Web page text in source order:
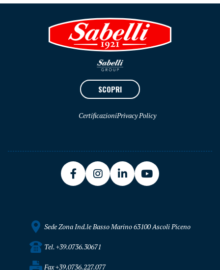
SCOPRI
CertificazioniPrivacy Policy
Sede Zona Ind.le Basso Marino 63100 Ascoli Piceno
Tel. +39.0736.30671
Fax +39.0736.227.077